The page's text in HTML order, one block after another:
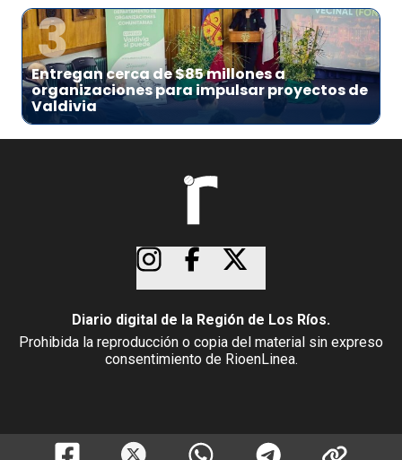
3
Entregan cerca de $85 millones a
organizaciones para impulsar proyectos de
Valdivia
Diario digital de la Región de Los Ríos.
Prohibida la reproducción o copia del material sin expreso
consentimiento de RioenLinea.